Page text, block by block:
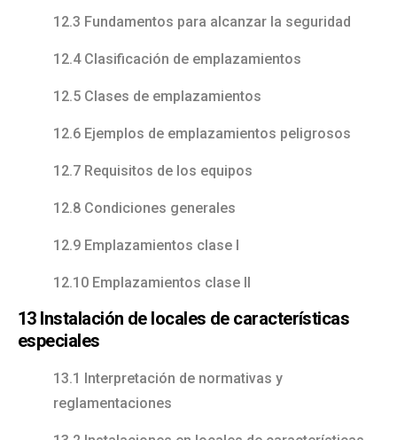
12.3 Fundamentos para alcanzar la seguridad
12.4 Clasificación de emplazamientos
12.5 Clases de emplazamientos
12.6 Ejemplos de emplazamientos peligrosos
12.7 Requisitos de los equipos
12.8 Condiciones generales
12.9 Emplazamientos clase I
12.10 Emplazamientos clase II
13 Instalación de locales de características
especiales
13.1 Interpretación de normativas y
reglamentaciones